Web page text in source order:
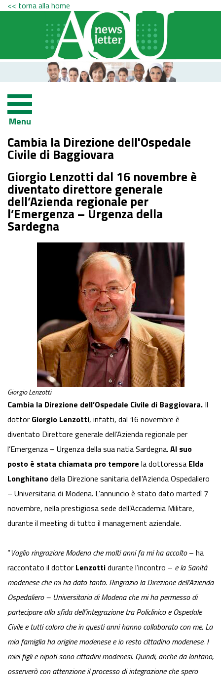
<< torna alla home
Menu
Cambia la Direzione dell'Ospedale
Civile di Baggiovara
Giorgio Lenzotti dal 16 novembre è
diventato direttore generale
dell’Azienda regionale per
l’Emergenza – Urgenza della
Sardegna
Giorgio Lenzotti
Cambia la Direzione dell’Ospedale Civile di Baggiovara. Il
dottor Giorgio Lenzotti, infatti, dal 16 novembre è
diventato Direttore generale dell’Azienda regionale per
l’Emergenza – Urgenza della sua natia Sardegna. Al suo
posto è stata chiamata pro tempore la dottoressa Elda
Longhitanodella Direzione sanitaria dell’Azienda Ospedaliero
– Universitaria di Modena. L’annuncio è stato dato martedì 7
novembre, nella prestigiosa sede dell’Accademia Militare,
durante il meeting di tutto il management aziendale.
“Voglio ringraziare Modena che molti anni fa mi ha accolto– ha
raccontato il dottor Lenzottidurante l’incontro – e la Sanità
modenese che mi ha dato tanto. Ringrazio la Direzione dell’Azienda
Ospedaliero – Universitaria di Modena che mi ha permesso di
partecipare alla sfida dell’integrazione tra Policlinico e Ospedale
Civile e tutti coloro che in questi anni hanno collaborato con me. La
mia famiglia ha origine modenese e io resto cittadino modenese. I
miei figli e nipoti sono cittadini modenesi. Quindi, anche da lontano,
osserverò con attenzione il processo di integrazione che spero